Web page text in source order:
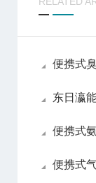
便携式臭氧
东日瀛能
便携式
便携式气体